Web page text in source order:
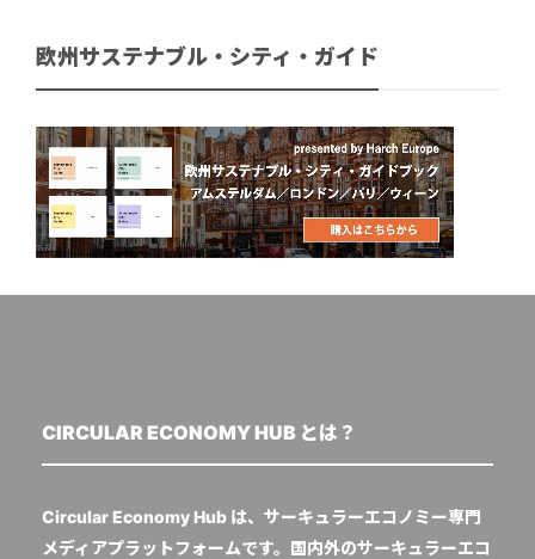
欧州サステナブル・シティ・ガイド
CIRCULAR ECONOMY HUB とは？
Circular Economy Hub は、サーキュラーエコノミー専門
メディアプラットフォームです。国内外のサーキュラーエコ